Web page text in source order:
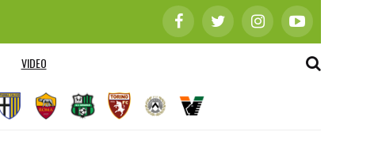
VIDEO